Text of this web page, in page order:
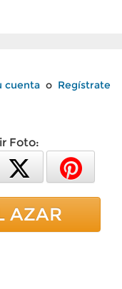
cuenta o Regístrate
Foto:
AZAR